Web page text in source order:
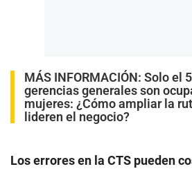
MÁS INFORMACIÓN: Solo el
gerencias generales son
mujeres: ¿Cómo ampliar la
lideren el negocio?
Los errores en la CTS pueden